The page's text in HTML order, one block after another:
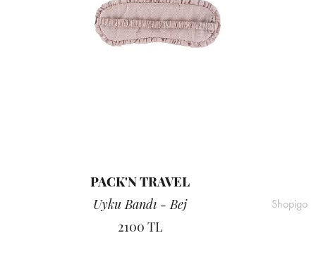
PACK'N TRAVEL
Uyku Bandı - Bej
2100 TL
Shopigo